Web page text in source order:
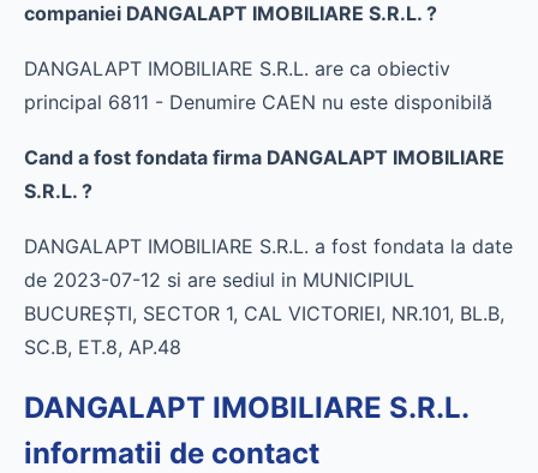
companiei DANGALAPT IMOBILIARE S.R.L. ?
DANGALAPT IMOBILIARE S.R.L. are ca obiectiv
principal 6811 - Denumire CAEN nu este disponibilă
Cand a fost fondata firma DANGALAPT IMOBILIARE
S.R.L. ?
DANGALAPT IMOBILIARE S.R.L. a fost fondata la date
de 2023-07-12 si are sediul in MUNICIPIUL
BUCUREŞTI, SECTOR 1, CAL VICTORIEI, NR.101, BL.B,
SC.B, ET.8, AP.48
DANGALAPT IMOBILIARE S.R.L.
informatii de contact